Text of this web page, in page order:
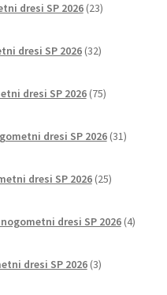
dresi SP 2026 23izdelkov
dresi SP 2026 32izdelkov
dresi SP 2026 75izdelkov
dresi SP 2026 31izdelkov
dresi SP 2026 25izdelkov
dresi SP 2026 4izdelki
dresi SP 2026 3izdelki